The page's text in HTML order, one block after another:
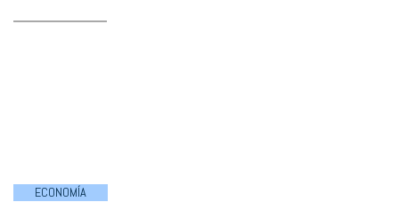
ECONOMÍA